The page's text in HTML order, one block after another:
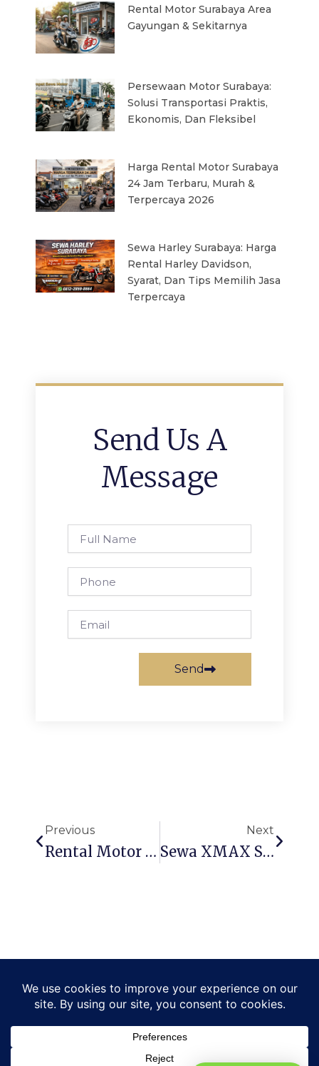
Rental Motor Surabaya Area
Gayungan & Sekitarnya
Persewaan Motor Surabaya:
Solusi Transportasi Praktis,
Ekonomis, Dan Fleksibel
Harga Rental Motor Surabaya
24 Jam Terbaru, Murah &
Terpercaya 2026
Sewa Harley Surabaya: Harga
Rental Harley Davidson,
Syarat, Dan Tips Memilih Jasa
Terpercaya
Send Us A
Message
Name
Send
Previous
Rental Motor Kertajaya Murah Dengan Armada Motor Terawat
Next
Sewa XMAX Surabaya | Rental Yamaha XMAX Harian & Mingguan